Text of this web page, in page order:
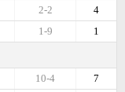
4
2-2
1
1-9
7
10-4